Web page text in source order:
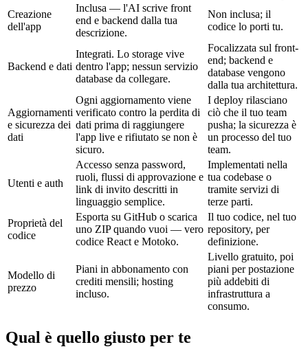
Creazione
dell'app
Inclusa — l'AI scrive front
end e backend dalla tua
descrizione.
Non inclusa; il
codice lo porti tu.
Backend e dati
Integrati. Lo storage vive
dentro l'app; nessun servizio
database da collegare.
Focalizzata sul front-
end; backend e
database vengono
dalla tua architettura.
Aggiornamenti
e sicurezza dei
dati
Ogni aggiornamento viene
verificato contro la perdita di
dati prima di raggiungere
l'app live e rifiutato se non è
sicuro.
I deploy rilasciano
ciò che il tuo team
pusha; la sicurezza è
un processo del tuo
team.
Utenti e auth
Accesso senza password,
ruoli, flussi di approvazione e
link di invito descritti in
linguaggio semplice.
Implementati nella
tua codebase o
tramite servizi di
terze parti.
Proprietà del
codice
Esporta su GitHub o scarica
uno ZIP quando vuoi — vero
codice React e Motoko.
Il tuo codice, nel tuo
repository, per
definizione.
Modello di
prezzo
Piani in abbonamento con
crediti mensili; hosting
incluso.
Livello gratuito, poi
piani per postazione
più addebiti di
infrastruttura a
consumo.
Qual è quello giusto per te